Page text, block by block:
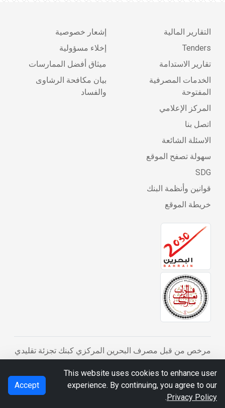
التقارير المالية
Tenders
تقارير الاستدامة
الخدمات المصرفية
المفتوحة
المركز الإعلامي
اتصل بنا
الاسئلة الشائعة
سهولة تصفح الموقع
SDG
قوانين وأنظمة البنك
خريطة الموقع
إشعار خصوصية
إخلاء مسؤولية
ميثاق أفضل الممارسات
بيان مكافحة الرشاوى
والفساد
مرخص من قبل مصرف البحرين المركزي كبنك تجزئة تقليدي
© BDB 2026
This website uses cookies to enhance user
experience. By continuing, you agree to our
Privacy Policy
.
Accept